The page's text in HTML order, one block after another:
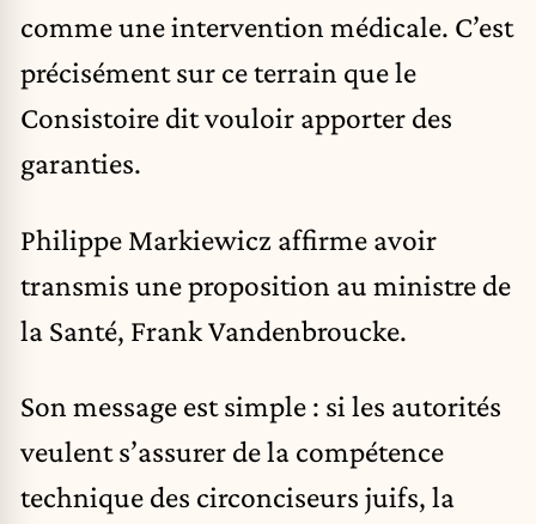
comme une intervention médicale. C’est
précisément sur ce terrain que le
Consistoire dit vouloir apporter des
garanties.
Philippe Markiewicz affirme avoir
transmis une proposition au ministre de
la Santé, Frank Vandenbroucke.
Son message est simple : si les autorités
veulent s’assurer de la compétence
technique des circonciseurs juifs, la